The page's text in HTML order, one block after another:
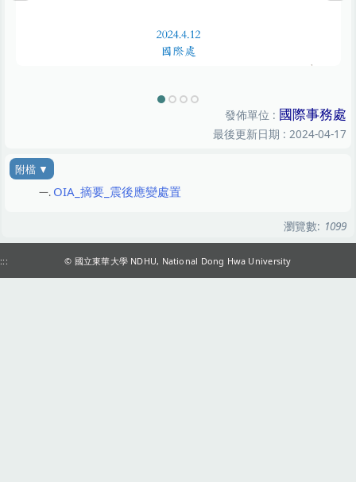
發佈單位 : 國際事務處
最後更新日期 : 2024-04-17
OIA_摘要_震後應變處置
瀏覽數: 1099
::: © 國立東華大學 NDHU, National Dong Hwa University